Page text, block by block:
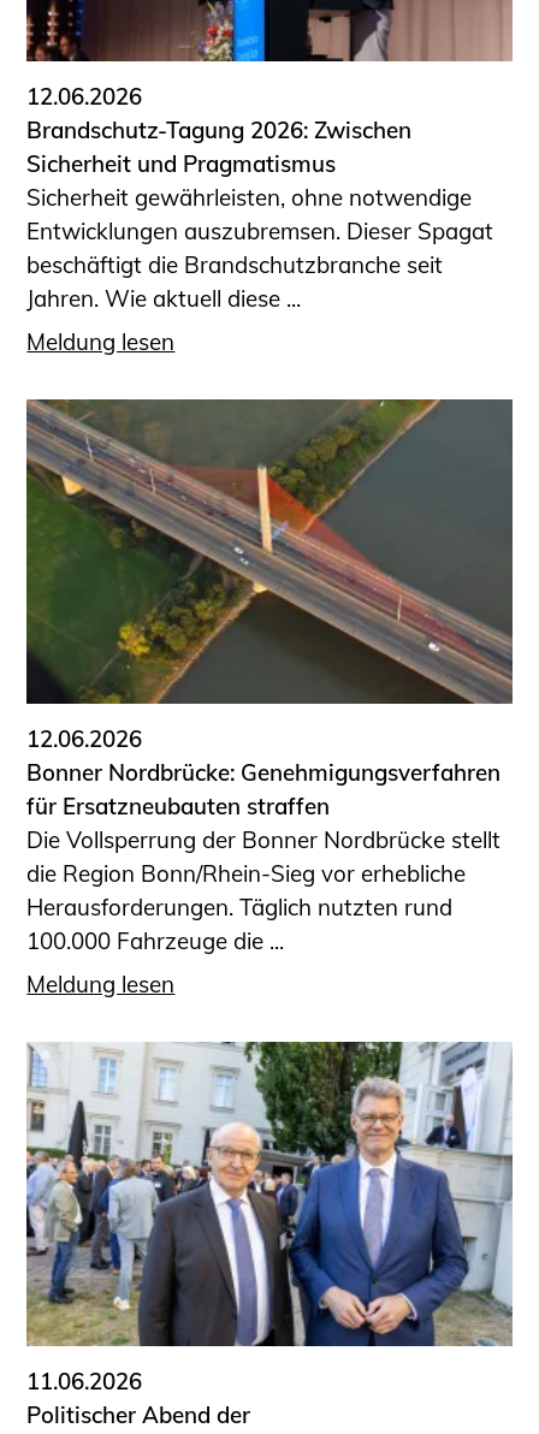
Informationen für Fortbildungsträger
Anträge, Anzeigen, Formulare
Fortbildung/Seminare
Informationen für Ingenieurinnen
und Ingenieure
Recht
Planungswettbewerbe
Publikationen
Stellenbörse
Staatlich anerkannte Sachverständige
Sachverständige
Prüfsachverständige
Qualifizierte Tragwerksplaner/-innen
Bauvorlageberechtigte
Sachkundige für Zustands- und
Funktionsprüfung privater
Abwasserleitungen
Vereinbarungen mit
Ingenieurkammern
Büronachfolge
Zusatzqualifikationen
Geschützter Bereich
Informationen für Auftraggeber und
Verbraucher
Ingenieursuche (Mitglieder der IK-Bau
NRW)
Fachlisten
Informationen für Schülerinnen,
Schüler und Studierende
Projekte für Schülerinnen und Schüler
START.ING. Das Studierenden Praxis-
Programm
Wissenswertes für Studierende
Wettbewerbe für Studierende
BLING.BLING.
Kammer Newsletter
Presse
Kontakt und Anfahrt
12.06.2026
Brandschutz-Tagung 2026: Zwischen
Sicherheit und Pragmatismus
Sicherheit gewährleisten, ohne notwendige
Entwicklungen auszubremsen. Dieser Spagat
beschäftigt die Brandschutzbranche seit
Jahren. Wie aktuell diese ...
Meldung lesen
12.06.2026
Bonner Nordbrücke: Genehmigungsverfahren
für Ersatzneubauten straffen
Die Vollsperrung der Bonner Nordbrücke stellt
die Region Bonn/Rhein-Sieg vor erhebliche
Herausforderungen. Täglich nutzten rund
100.000 Fahrzeuge die ...
Meldung lesen
11.06.2026
Politischer Abend der